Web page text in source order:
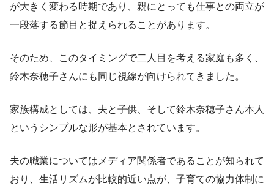
が大きく変わる時期であり、親にとっても仕事との両立が
一段落する節目と捉えられることがあります。
そのため、このタイミングで二人目を考える家庭も多く、
鈴木奈穂子さんにも同じ視線が向けられてきました。
家族構成としては、夫と子供、そして鈴木奈穂子さん本人
というシンプルな形が基本とされています。
夫の職業についてはメディア関係者であることが知られて
おり、生活リズムが比較的近い点が、子育ての協力体制に